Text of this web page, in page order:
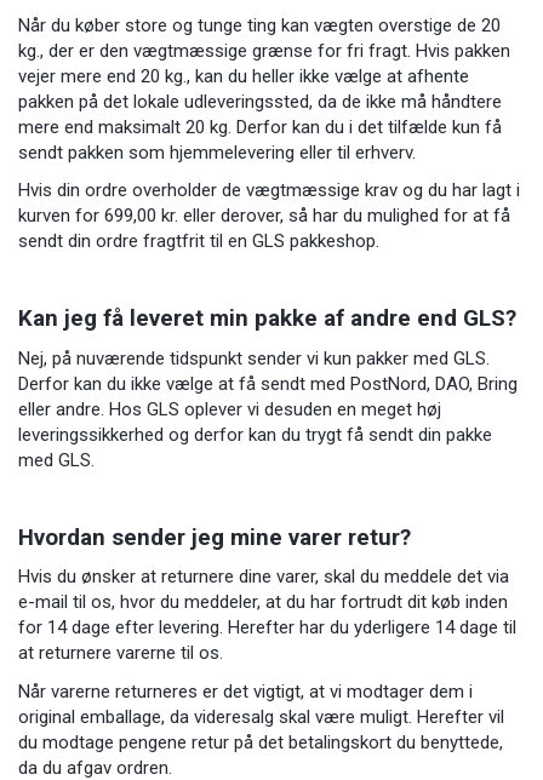
Når du køber store og tunge ting kan vægten overstige de 20
kg., der er den vægtmæssige grænse for fri fragt. Hvis pakken
vejer mere end 20 kg., kan du heller ikke vælge at afhente
pakken på det lokale udleveringssted, da de ikke må håndtere
mere end maksimalt 20 kg. Derfor kan du i det tilfælde kun få
sendt pakken som hjemmelevering eller til erhverv.
Hvis din ordre overholder de vægtmæssige krav og du har lagt i
kurven for 699,00 kr. eller derover, så har du mulighed for at få
sendt din ordre fragtfrit til en GLS pakkeshop.
Kan jeg få leveret min pakke af andre end GLS?
Nej, på nuværende tidspunkt sender vi kun pakker med GLS.
Derfor kan du ikke vælge at få sendt med PostNord, DAO, Bring
eller andre. Hos GLS oplever vi desuden en meget høj
leveringssikkerhed og derfor kan du trygt få sendt din pakke
med GLS.
Hvordan sender jeg mine varer retur?
Hvis du ønsker at returnere dine varer, skal du meddele det via
e-mail til os, hvor du meddeler, at du har fortrudt dit køb inden
for 14 dage efter levering. Herefter har du yderligere 14 dage til
at returnere varerne til os.
Når varerne returneres er det vigtigt, at vi modtager dem i
original emballage, da videresalg skal være muligt. Herefter vil
du modtage pengene retur på det betalingskort du benyttede,
da du afgav ordren.